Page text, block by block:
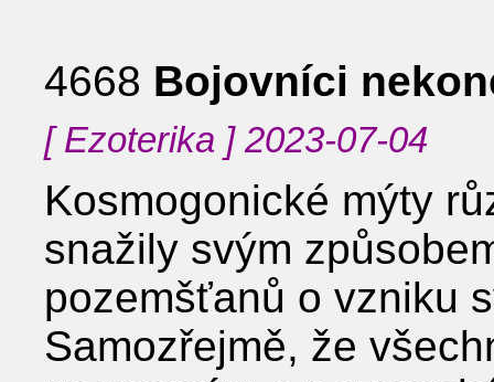
4668 Bojovníci
[ Ezoterika ] 2023-07-04
Kosmogonické mýty
snažily svým
pozemšťanů o vzniku
Samozřejmě, že